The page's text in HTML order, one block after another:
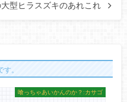
大型ヒラスズキのあれこれ
。
喰っちゃあいかんのか？:カサゴ